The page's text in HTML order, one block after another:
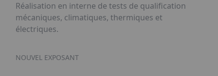
Réalisation en interne de tests de qualification
mécaniques, climatiques, thermiques et
électriques.
NOUVEL EXPOSANT